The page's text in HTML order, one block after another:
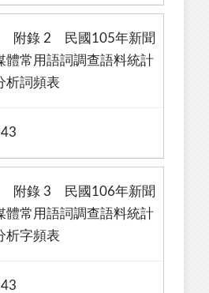
附錄 2 民國105年新聞
體常用語詞調查語料統計
析詞頻表
附錄 3 民國106年新聞
體常用語詞調查語料統計
析字頻表